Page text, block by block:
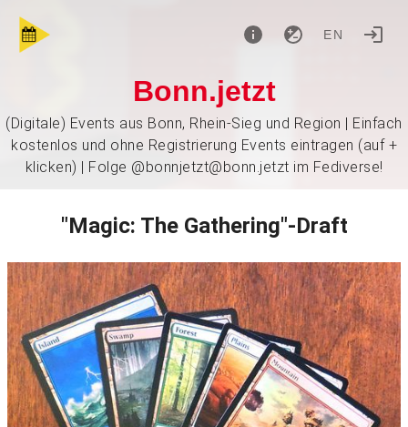
EN
Bonn.jetzt
(Digitale) Events aus Bonn, Rhein-Sieg und Region | Einfach
kostenlos und ohne Registrierung Events eintragen (auf +
klicken) | Folge @bonnjetzt@bonn.jetzt im Fediverse!
"Magic: The Gathering"-Draft